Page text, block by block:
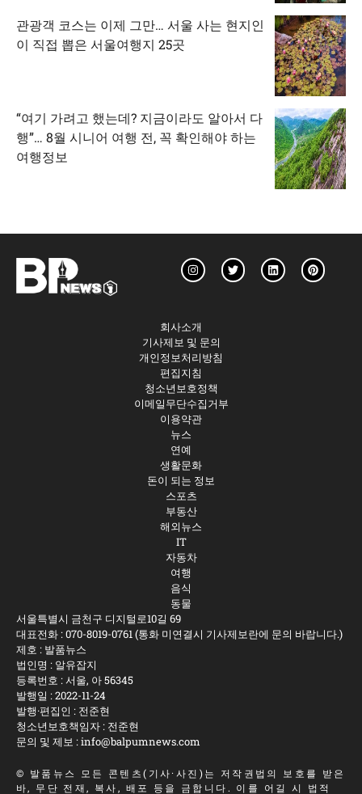
관광객 코스는 이제 그만… 서울 사는 현지인
이 직접 뽑은 서울여행지 25곳
“여기 가려고 했는데? 지금이라도 알아서 다
행”… 8월 시니어 여행 전, 꼭 확인해야 하는
여행정보
회사소개
기사제보 및 문의
개인정보처리방침
편집지침
청소년보호정책
이메일무단수집거부
이용약관
뉴스
연예
생활문화
돈이 되는 정보
스포츠
부동산
해외뉴스
IT
자동차
여행
음식
동물
서울특별시 금천구 디지털로10길 69
대표전화 :070-8019-0761(통화 미연결시 기사제보란에 문의 바랍니다.)
제호 : 발품뉴스
법인명 : 알유잡지
등록번호 : 서울, 아 56345
발행일 : 2022-11-24
발행·편집인 : 전준현
청소년보호책임자 : 전준현
문의 및 제보 :info@balpumnews.com
© 발품뉴스
모든 콘텐츠(기사·사진)는 저작권법의 보호를 받은
바, 무단 전재, 복사, 배포 등을 금합니다. 이를 어길 시 법적